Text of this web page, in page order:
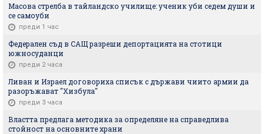
Масова стрелба в тайландско училище: ученик уби седем души и
се самоуби
преди 1 час
Федерален съд в САЩ разреши депортацията на стотици
южносуданци
преди 2 часа
Ливан и Израел договориха списък с държави чиито армии да
разоръжават "Хизбула"
преди 3 часа
Властта предлага методика за определяне на справедлива
стойност на основните храни